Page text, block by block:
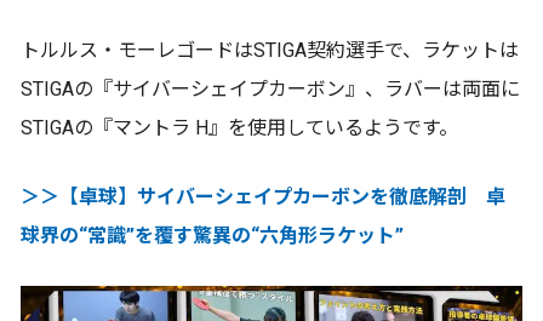
トルルス・モーレゴードはSTIGA契約選手で、ラケットは
STIGAの『サイバーシェイプカーボン』、ラバーは両面に
STIGAの『マントラ H』を使用しているようです。
＞＞【卓球】サイバーシェイプカーボンを徹底解剖 卓
球界の“常識”を覆す驚異の“六角形ラケット”